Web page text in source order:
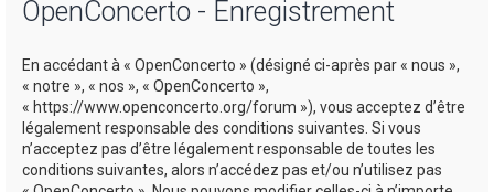
OpenConcerto - Enregistrement
En accédant à « OpenConcerto » (désigné ci-après par « nous »,
« notre », « nos », « OpenConcerto »,
« https://www.openconcerto.org/forum »), vous acceptez d’être
légalement responsable des conditions suivantes. Si vous
n’acceptez pas d’être légalement responsable de toutes les
conditions suivantes, alors n’accédez pas et/ou n’utilisez pas